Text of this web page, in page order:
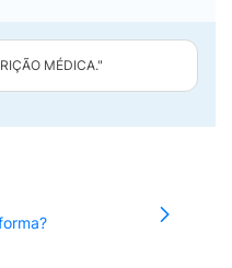
MÉDICA."